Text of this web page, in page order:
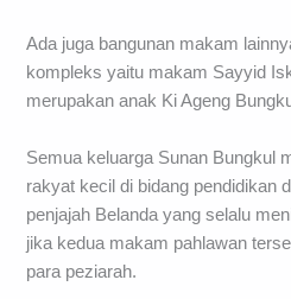
Ada juga bangunan makam
kompleks yaitu makam Sayyid
merupakan anak Ki Ageng
Semua keluarga Sunan Bungkul
rakyat kecil di bidang pendidikan
penjajah Belanda yang selalu
jika kedua makam pahlawan
para peziarah.